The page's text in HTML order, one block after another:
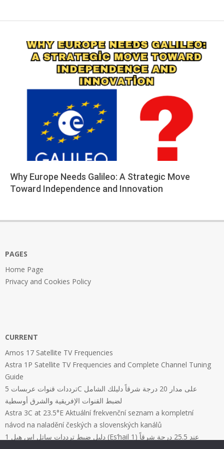
Why Europe Needs Galileo: A Strategic Move
Toward Independence and Innovation
21
PAGES
Home Page
Privacy and Cookies Policy
CURRENT
Amos 17 Satellite TV Frequencies
Astra 1P Satellite TV Frequencies and Complete Channel Tuning
Guide
ترددات قنوات عربسات 5C على مدار 20 درجة شرقاً دليلك الشامل
لضبط القنوات الإفريقية والشرق أوسطية
Astra 3C at 23.5°E Aktuální frekvenční seznam a kompletní
návod na naladění českých a slovenských kanálů
دليل ضبط ترددات ساتل إس هيل 1 (Es’hail 1) عند 25.5 درجة شرقاً